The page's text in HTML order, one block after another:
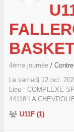
4ème journée / Contre
Le samedi 12 oct.
Lieu : COMPLEXE
44118 LA
U11F (1)